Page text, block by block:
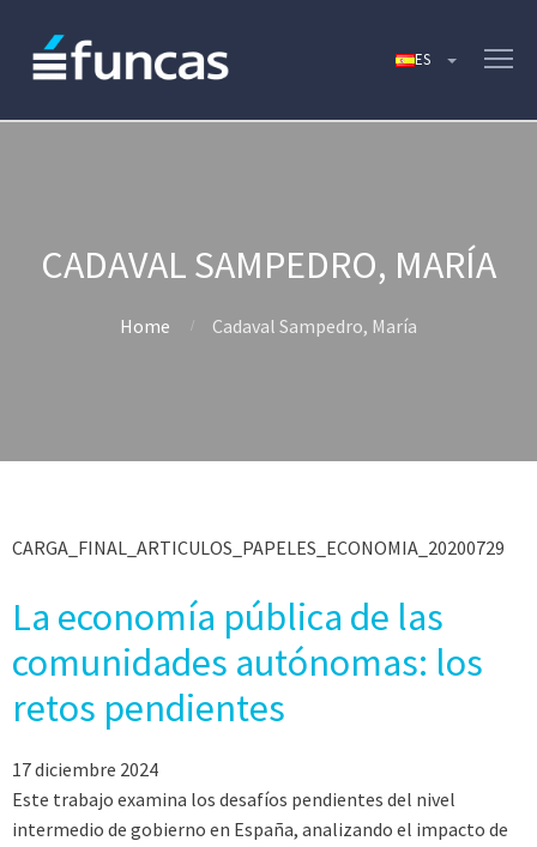
CADAVAL SAMPEDRO, MARÍA
Home Cadaval Sampedro, María
CARGA_FINAL_ARTICULOS_PAPELES_ECONOMIA_20200729
La economía pública de las
comunidades autónomas: los
retos pendientes
17 diciembre 2024
Este trabajo examina los desafíos pendientes del nivel
intermedio de gobierno en España, analizando el impacto de